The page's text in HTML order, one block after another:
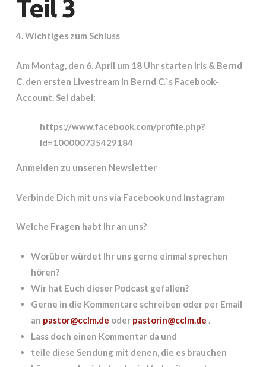
Teil 3
4. Wichtiges zum Schluss
Am Montag, den 6. April um 18 Uhr starten Iris & Bernd
C. den ersten Livestream in Bernd C.`s Facebook-
Account. Sei dabei:
https://www.facebook.com/profile.php?
id=100000735429184
Anmelden zu unseren Newsletter
Verbinde Dich mit uns via Facebook und Instagram
Welche Fragen habt Ihr an uns?
Worüber würdet Ihr uns gerne einmal sprechen
hören?
Wir hat Euch dieser Podcast gefallen?
Gerne in die Kommentare schreiben oder per Email
an pastor@cclm.de oder pastorin@cclm.de .
Lass doch einen Kommentar da und
teile diese Sendung mit denen, die es brauchen